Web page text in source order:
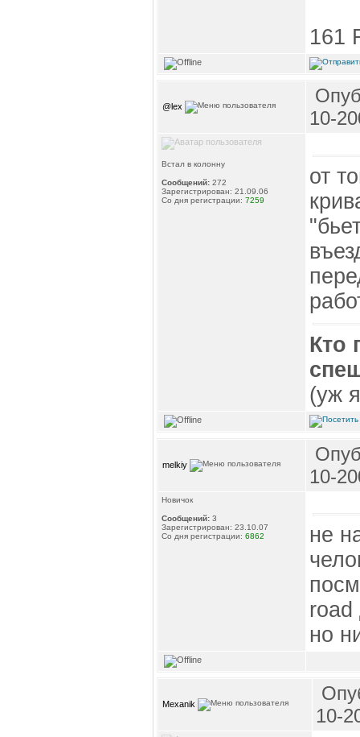
161
@lex
10-
Встал в колонну
Сообщений: 272
Зарегистрирован: 21.09.06
Со дня регистрации: 7259
от
Кто
(уж
melkiy
10-
Новичок
Сообщений: 3
Зарегистрирован: 23.10.07
Со дня регистрации: 6862
не
road
но
Mexanik
10-